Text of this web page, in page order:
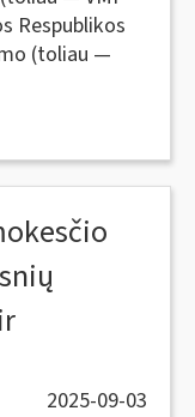
Respublikos
(toliau —
2025-09-03